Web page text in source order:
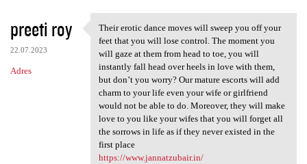
preeti roy
22.07.2023
Adres
Their erotic dance moves will
Their erotic dance moves will sweep you off your
feet that you will lose control. The moment you
will gaze at them from head to toe, you will
instantly fall head over heels in love with them,
but don’t you worry? Our mature escorts will add
charm to your life even your wife or girlfriend
would not be able to do. Moreover, they will make
love to you like your wifes that you will forget all
the sorrows in life as if they never existed in the
first place
https://www.jannatzubair.in/